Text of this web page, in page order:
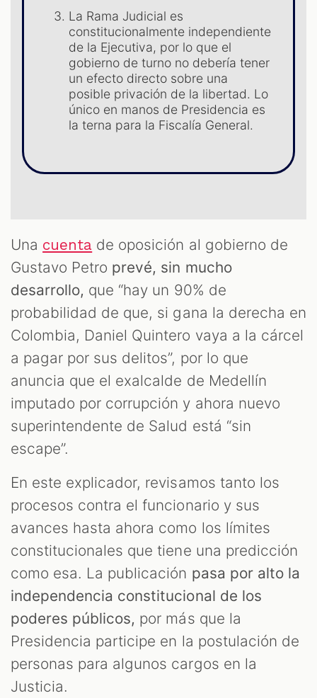
La Rama Judicial es
constitucionalmente independiente
de la Ejecutiva, por lo que el
gobierno de turno no debería tener
un efecto directo sobre una
posible privación de la libertad. Lo
único en manos de Presidencia es
la terna para la Fiscalía General.
Una cuenta de oposición al gobierno de
Gustavo Petro prevé, sin mucho
desarrollo, que “hay un 90% de
probabilidad de que, si gana la derecha en
Colombia, Daniel Quintero vaya a la cárcel
a pagar por sus delitos”, por lo que
anuncia que el exalcalde de Medellín
imputado por corrupción y ahora nuevo
superintendente de Salud está “sin
escape”.
En este explicador, revisamos tanto los
procesos contra el funcionario y sus
avances hasta ahora como los límites
constitucionales que tiene una predicción
como esa. La publicación pasa por alto la
independencia constitucional de los
poderes públicos, por más que la
Presidencia participe en la postulación de
personas para algunos cargos en la
Justicia.